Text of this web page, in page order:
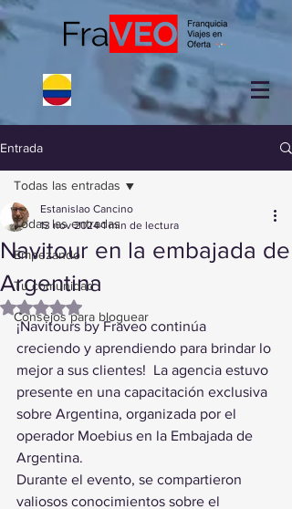
Entrada
Todas las entradas
Empezando
Tu comunidad
Consejos para bloguear
Todas las entradas
Navitour en la embajada de
Argentina
Estanislao Cancino
13 nov 2024 1 min de lectura
Obtuvo NaN de 5 estrellas.
¡Navitours by Fraveo continúa
creciendo y aprendiendo para brindar lo
mejor a sus clientes!  La agencia estuvo
presente en una capacitación exclusiva
sobre Argentina, organizada por el
operador Moebius en la Embajada de
Argentina.
Durante el evento, se compartieron
valiosos conocimientos sobre el